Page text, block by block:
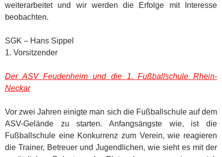
weiterarbeitet und wir werden die Erfolge mit Interesse
beobachten.
SGK – Hans Sippel
1. Vorsitzender
Der ASV Feudenheim und die 1. Fußballschule Rhein-
Neckar
Vor zwei Jahren einigte man sich die Fußballschule auf dem
ASV-Gelände zu starten. Anfangsängste wie, ist die
Fußballschule eine Konkurrenz zum Verein, wie reagieren
die Trainer, Betreuer und Jugendlichen, wie sieht es mit der